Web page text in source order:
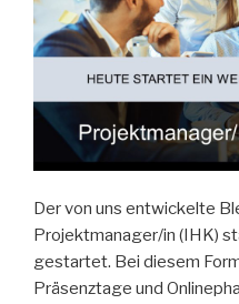
Der von uns entwickelte
Projektmanager/in (IHK)
gestartet. Bei diesem
Präsenztage und